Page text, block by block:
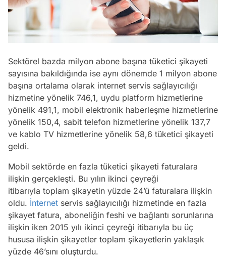
Sektörel bazda milyon abone başına tüketici şikayeti
sayısına bakıldığında ise aynı dönemde 1 milyon abone
başına ortalama olarak internet servis sağlayıcılığı
hizmetine yönelik 746,1, uydu platform hizmetlerine
yönelik 491,1, mobil elektronik haberleşme hizmetlerine
yönelik 150,4, sabit telefon hizmetlerine yönelik 137,7
ve kablo TV hizmetlerine yönelik 58,6 tüketici şikayeti
geldi.
Mobil sektörde en fazla tüketici şikayeti faturalara
ilişkin gerçekleşti. Bu yılın ikinci çeyreği
itibarıyla toplam şikayetin yüzde 24’ü faturalara ilişkin
oldu. İnternet servis sağlayıcılığı hizmetinde en fazla
şikayet fatura, aboneliğin feshi ve bağlantı sorunlarına
ilişkin iken 2015 yılı ikinci çeyreği itibarıyla bu üç
hususa ilişkin şikayetler toplam şikayetlerin yaklaşık
yüzde 46’sını oluşturdu.